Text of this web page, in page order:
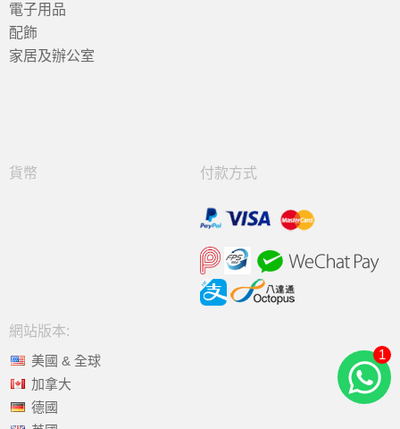
電子用品
配飾
家居及辦公室
貨幣 付款方式
網站版本:
美國 & 全球
加拿大
德國
1